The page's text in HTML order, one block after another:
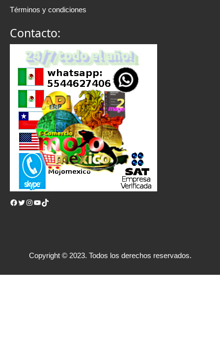
Términos y condiciones
Contacto:
Facebook Twitter Instagram YouTube TikTok
Copyright © 2023. Todos los derechos reservados.